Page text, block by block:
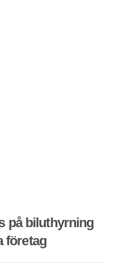
på biluthyrning
företag